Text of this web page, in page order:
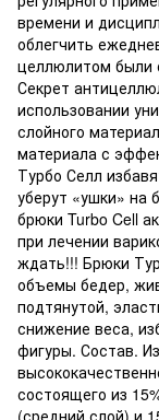
времени и
облегчить
целлюлитом были
Секрет
использовании
слойного
материала с
Турбо Селл
уберут «ушки» на
брюки Turbo Cell
при лечении
ждать!!! Брюки
объемы бедер,
подтянутой,
снижение веса,
фигуры. Состав.
состоящего из
(средний слой) и